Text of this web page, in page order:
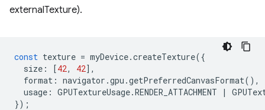
externalTexture).
const texture = myDevice.createTexture({
size : [42, 42],
format : navigator .gpu .getPreferredCanvasFormat(),
usage : GPUTextureUsage.RENDER_ATTACHMENT |
});